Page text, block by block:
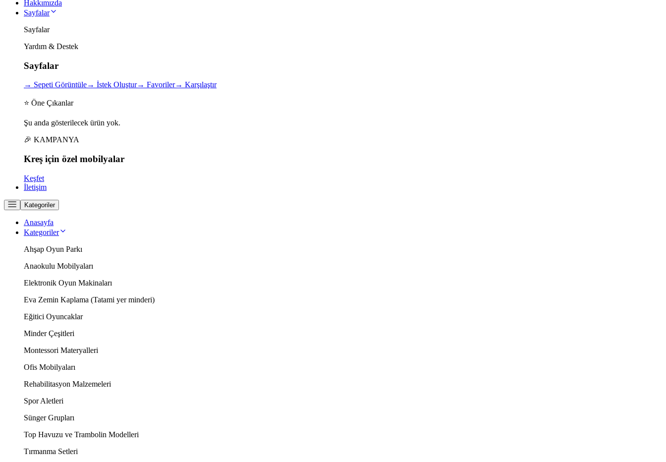
Hakkımızda
Sayfalar
Sayfalar
Yardım & Destek
Sayfalar
→ Sepeti Görüntüle→ İstek Oluştur→ Favoriler→ Karşılaştır
⭐ Öne Çıkanlar
Şu anda gösterilecek ürün yok.
🎉 KAMPANYA
Kreş için özel mobilyalar
Keşfet
İletişim
Kategoriler
Anasayfa
Kategoriler
Ahşap Oyun Parkı
Anaokulu Mobilyaları
Elektronik Oyun Makinaları
Eva Zemin Kaplama (Tatami yer minderi)
Eğitici Oyuncaklar
Minder Çeşitleri
Montessori Materyalleri
Ofis Mobilyaları
Rehabilitasyon Malzemeleri
Spor Aletleri
Sünger Grupları
Top Havuzu ve Trambolin Modelleri
Tırmanma Setleri